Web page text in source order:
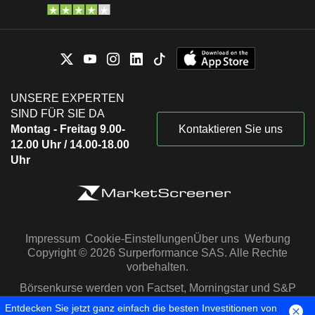
UNSERE EXPERTEN
SIND FÜR SIE DA
Montag - Freitag 9.00-
12.00 Uhr / 14.00-18.00
Uhr
Kontaktieren Sie uns
Impressum Cookie-EinstellungenÜber uns Werbung
Copyright © 2026 Surperformance SAS. Alle Rechte
vorbehalten.
Börsenkurse werden von Factset, Morningstar und S&P
Capital IQ zur Verfügung gestellt
Entdecken Sie jetzt ganz einfach die besten Investitionen von